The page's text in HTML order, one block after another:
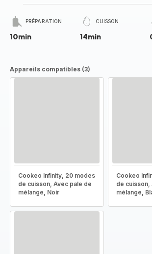
PRÉPARATION
10min
CUISSON
14min
Appareils compatibles (3)
Cookeo Infinity, 20 modes
de cuisson, Avec pale de
mélange, Noir
Cookeo
de cuisson,
mélange,